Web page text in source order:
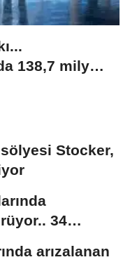
138,7 milyon
Stocker,
34
arızalanan